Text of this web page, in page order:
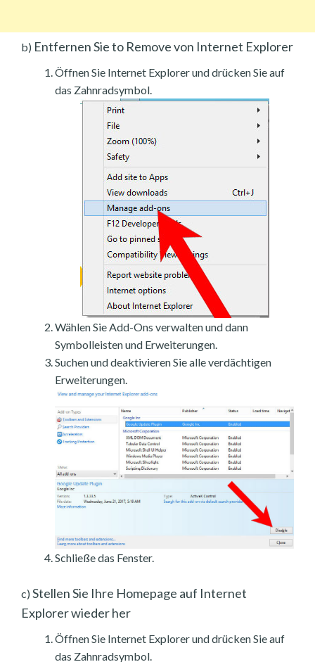
b) Entfernen Sie to Remove von Internet Explorer
Öffnen Sie Internet Explorer und drücken Sie auf
das Zahnradsymbol.
Wählen Sie Add-Ons verwalten und dann
Symbolleisten und Erweiterungen.
Suchen und deaktivieren Sie alle verdächtigen
Erweiterungen.
Schließe das Fenster.
c) Stellen Sie Ihre Homepage auf Internet
Explorer wieder her
Öffnen Sie Internet Explorer und drücken Sie auf
das Zahnradsymbol.